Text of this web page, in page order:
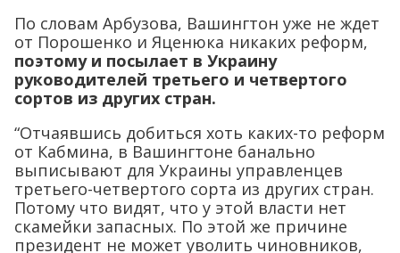
По словам Арбузова, Вашингтон уже не ждет
от Порошенко и Яценюка никаких реформ,
поэтому и посылает в Украину
руководителей третьего и четвертого
сортов из других стран.
“Отчаявшись добиться хоть каких-то реформ
от Кабмина, в Вашингтоне банально
выписывают для Украины управленцев
третьего-четвертого сорта из других стран.
Потому что видят, что у этой власти нет
скамейки запасных. По этой же причине
президент не может уволить чиновников,